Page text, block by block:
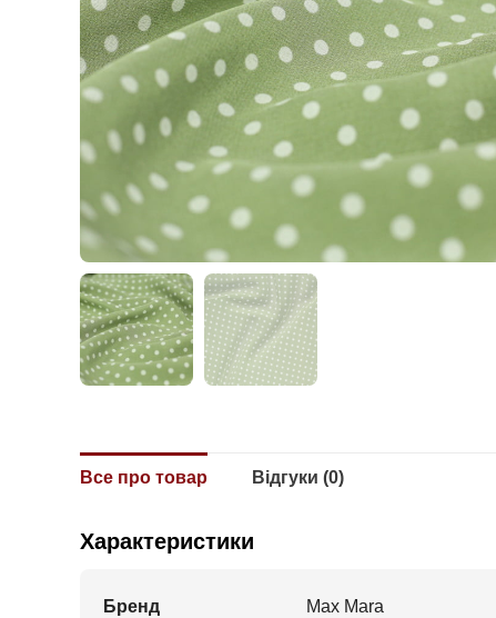
Все про товар Відгуки (0)
Характеристики
Бренд Max Mara